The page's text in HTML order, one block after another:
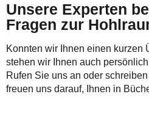
Unsere Experten
Fragen zur
Konnten wir Ihnen einen kurzen
stehen wir Ihnen auch
Rufen Sie uns an oder
freuen uns darauf, Ihnen in